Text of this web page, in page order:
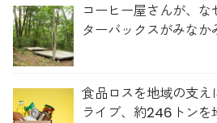
コーヒー屋さんが、
ターバックスがみな
食品ロスを地域の支
ライブ、約246トンを